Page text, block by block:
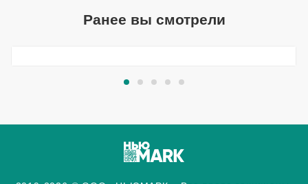
Ранее вы смотрели